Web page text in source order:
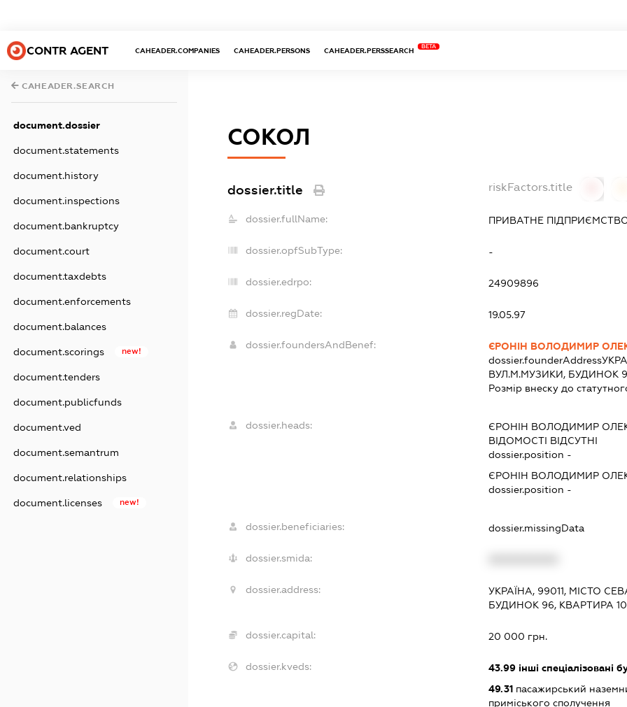
CONTR AGENT CAHEADER.COMPANIES CAHEADER.PERSONS CAHEADER.PERSSEARCH
BETA
CAHEADER.SEARCH
document.dossier
document.statements
document.history
document.inspections
document.bankruptcy
document.court
document.taxdebts
document.enforcements
document.balances
document.scorings new!
document.tenders
document.publicfunds
document.ved
document.semantrum
document.relationships
document.licenses new!
СОКОЛ
dossier.title riskFactors.title
dossier.fullName: ПРИВАТНЕ
dossier.opfSubType: -
dossier.edrpo: 24909896
dossier.regDate: 19.05.97
dossier.foundersAndBenef:
ЄРОНІН ВОЛОДИМИР
dossier.founderAddress
ВУЛ.М.МУЗИКИ, БУДИНОК
Розмір внеску до
dossier.heads: ЄРОНІН ВОЛОДИМИР
ВІДОМОСТІ ВІДСУТНІ
dossier.position -
ЄРОНІН ВОЛОДИМИР
dossier.position -
dossier.beneficiaries: dossier.missingData
dossier.smida:
dossier.address:
УКРАЇНА, 99011, МІСТО
БУДИНОК 96, КВАРТИРА
dossier.capital: 20 000 грн.
dossier.kveds: 43.99інші спеціалізовані
49.31пасажирський
приміського сполучення